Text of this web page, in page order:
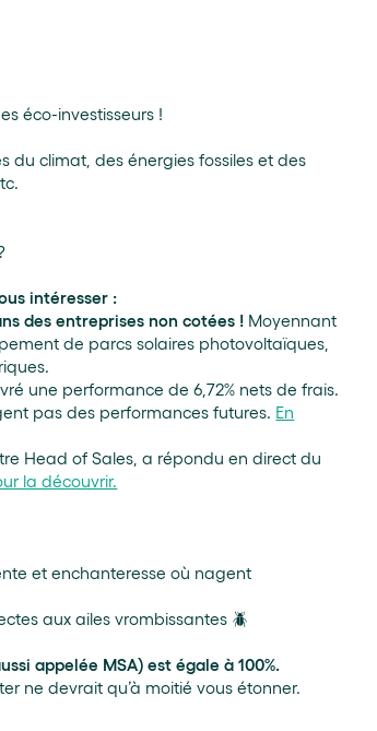
éco-investisseurs !
du climat, des énergies fossiles et des
intéresser :
des entreprises non cotées ! Moyennant
de parcs solaires photovoltaïques,
une performance de 6,72% nets de frais.
pas des performances futures. En
Head of Sales, a répondu en direct du
la découvrir.
et enchanteresse où nagent
aux ailes vrombissantes 🪲
appelée MSA) est égale à 100%.
ne devrait qu’à moitié vous étonner.